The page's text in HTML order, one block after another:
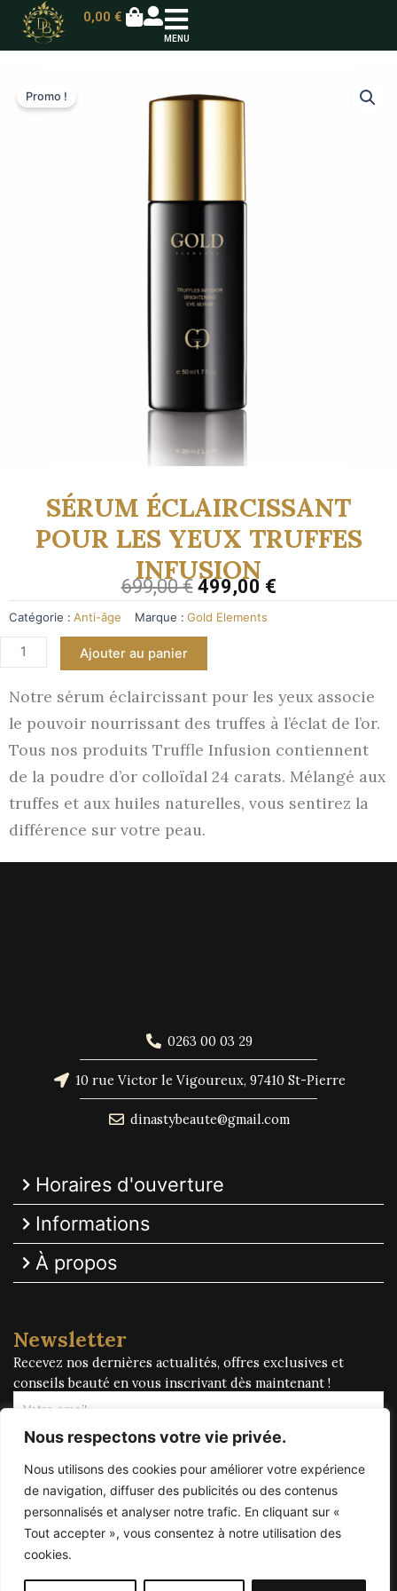
Nous respectons votre vie privée.
Nous utilisons des cookies pour améliorer votre expérience
de navigation, diffuser des publicités ou des contenus
personnalisés et analyser notre trafic. En cliquant sur «
Tout accepter », vous consentez à notre utilisation des
cookies.
0,00 €
MENU
Promo !
SÉRUM ÉCLAIRCISSANT
POUR LES YEUX TRUFFES
INFUSION
699,00€ 499,00 €
Catégorie : Anti-âge Marque : Gold Elements
Ajouter au panier
Notre sérum éclaircissant pour les yeux associe
le pouvoir nourrissant des truffes à l’éclat de l’or.
Tous nos produits Truffle Infusion contiennent
de la poudre d’or colloïdal 24 carats. Mélangé aux
truffes et aux huiles naturelles, vous sentirez la
différence sur votre peau.
0263 00 03 29
10 rue Victor le Vigoureux, 97410 St-Pierre
dinastybeaute@gmail.com
Horaires d'ouverture
Informations
À propos
Newsletter
Recevez nos dernières actualités, offres exclusives et
conseils beauté en vous inscrivant dès maintenant !
S'inscrire !
Ce site a été co financé à l’aide du FEDER dans le cadre du programme FEDER-FSE+ Réunion dont l’Autorité
de gestion est la Région Réunion. L’Europe s’engage à La Réunion avec le fonds FEDER !